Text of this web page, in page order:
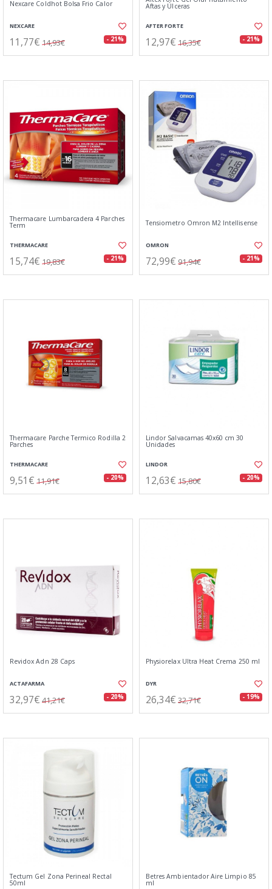
Nexcare Coldhot Bolsa Frio Calor
NEXCARE
11,77€ 14,93€ - 21%
Aftas y Úlceras
AFTER FORTE
12,97€ 16,35€ - 21%
Thermacare Lumbarcadera 4 Parches
Term
THERMACARE
15,74€ 19,83€ - 21%
Tensiometro Omron M2 Intellisense
OMRON
72,99€ 91,94€ - 21%
Thermacare Parche Termico Rodilla 2
Parches
THERMACARE
9,51€ 11,91€ - 20%
Lindor Salvacamas 40x60 cm 30
Unidades
LINDOR
12,63€ 15,80€ - 20%
Revidox Adn 28 Caps
ACTAFARMA
32,97€ 41,21€ - 20%
Physiorelax Ultra Heat Crema 250 ml
DYR
26,34€ 32,71€ - 19%
Tectum Gel Zona Perineal Rectal
50ml
Betres Ambientador Aire Limpio 85
ml